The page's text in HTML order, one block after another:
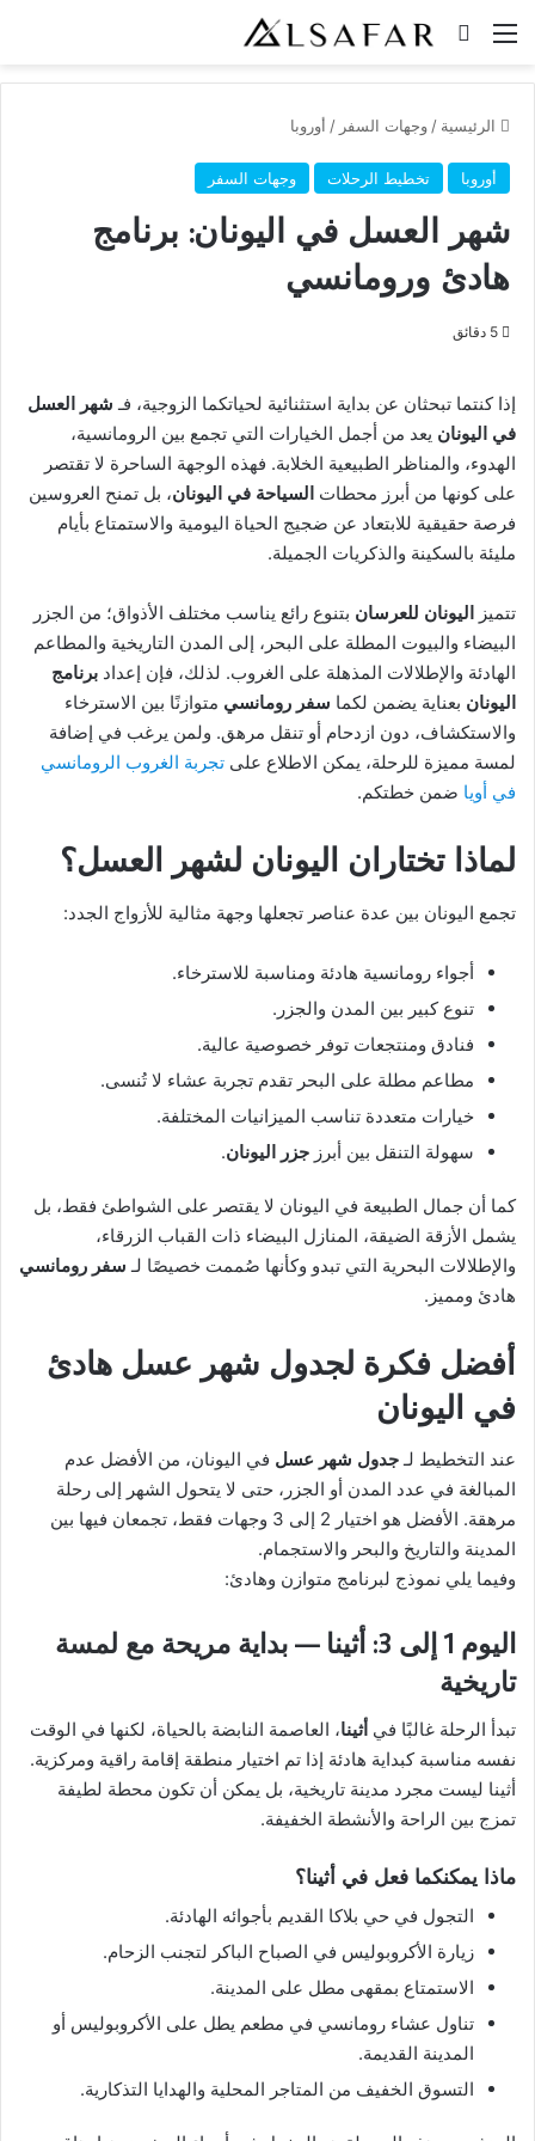
القائمة بحث عن
الرئيسية / وجهات السفر / أوروبا
أوروبا تخطيط الرحلات وجهات السفر
شهر العسل في اليونان: برنامج
هادئ ورومانسي
إذا كنتما تبحثان عن بداية استثنائية لحياتكما الزوجية، فـ شهر العسل
في اليونان يعد من أجمل الخيارات التي تجمع بين الرومانسية،
الهدوء، والمناظر الطبيعية الخلابة. فهذه الوجهة الساحرة لا تقتصر
على كونها من أبرز محطات السياحة في اليونان، بل تمنح العروسين
فرصة حقيقية للابتعاد عن ضجيج الحياة اليومية والاستمتاع بأيام
مليئة بالسكينة والذكريات الجميلة.
تتميز اليونان للعرسان بتنوع رائع يناسب مختلف الأذواق؛ من الجزر
البيضاء والبيوت المطلة على البحر، إلى المدن التاريخية والمطاعم
الهادئة والإطلالات المذهلة على الغروب. لذلك، فإن إعداد برنامج
اليونان بعناية يضمن لكما سفر رومانسي متوازنًا بين الاسترخاء
والاستكشاف، دون ازدحام أو تنقل مرهق. ولمن يرغب في إضافة
لمسة مميزة للرحلة، يمكن الاطلاع على تجربة الغروب الرومانسي
في أويا ضمن خطتكم.
لماذا تختاران اليونان لشهر العسل؟
تجمع اليونان بين عدة عناصر تجعلها وجهة مثالية للأزواج الجدد:
أجواء رومانسية هادئة ومناسبة للاسترخاء.
تنوع كبير بين المدن والجزر.
فنادق ومنتجعات توفر خصوصية عالية.
مطاعم مطلة على البحر تقدم تجربة عشاء لا تُنسى.
خيارات متعددة تناسب الميزانيات المختلفة.
سهولة التنقل بين أبرز جزر اليونان.
كما أن جمال الطبيعة في اليونان لا يقتصر على الشواطئ فقط، بل
يشمل الأزقة الضيقة، المنازل البيضاء ذات القباب الزرقاء،
والإطلالات البحرية التي تبدو وكأنها صُممت خصيصًا لـ سفر رومانسي
هادئ ومميز.
أفضل فكرة لجدول شهر عسل هادئ
في اليونان
عند التخطيط لـجدول شهر عسل في اليونان، من الأفضل عدم
المبالغة في عدد المدن أو الجزر، حتى لا يتحول الشهر إلى رحلة
مرهقة. الأفضل هو اختيار 2 إلى 3 وجهات فقط، تجمعان فيها بين
المدينة والتاريخ والبحر والاستجمام.
وفيما يلي نموذج لبرنامج متوازن وهادئ:
اليوم 1 إلى 3: أثينا — بداية مريحة مع لمسة
تاريخية
تبدأ الرحلة غالبًا في أثينا، العاصمة النابضة بالحياة، لكنها في الوقت
نفسه مناسبة كبداية هادئة إذا تم اختيار منطقة إقامة راقية ومركزية.
أثينا ليست مجرد مدينة تاريخية، بل يمكن أن تكون محطة لطيفة
تمزج بين الراحة والأنشطة الخفيفة.
ماذا يمكنكما فعل في أثينا؟
التجول في حي بلاكا القديم بأجوائه الهادئة.
زيارة الأكروبوليس في الصباح الباكر لتجنب الزحام.
الاستمتاع بمقهى مطل على المدينة.
تناول عشاء رومانسي في مطعم يطل على الأكروبوليس أو
المدينة القديمة.
التسوق الخفيف من المتاجر المحلية والهدايا التذكارية.